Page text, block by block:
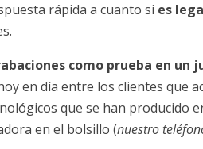
rápida a cuanto si es
como prueba en un
en día entre los clientes que
que se han producido
en el bolsillo (nuestro